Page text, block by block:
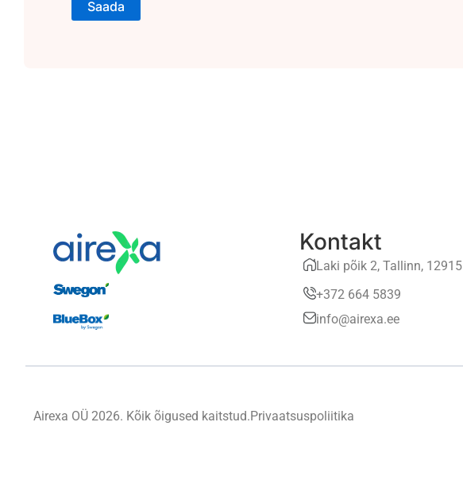
Kontakt
Laki põik 2, Tallinn, 12915
+372 664 5839
info@airexa.ee
Airexa OÜ 2026. Kõik õigused kaitstud.Privaatsuspoliitika